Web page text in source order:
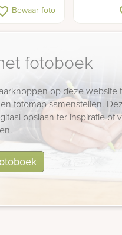
grafsteen
Bewaar foto Chinese
fotoboek
op deze website
fotomap samenstellen.
opslaan ter inspiratie of